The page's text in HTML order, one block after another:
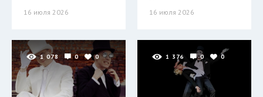
16 июля 2026 16 июля 2026
1 078 0 0 1 376 0 0